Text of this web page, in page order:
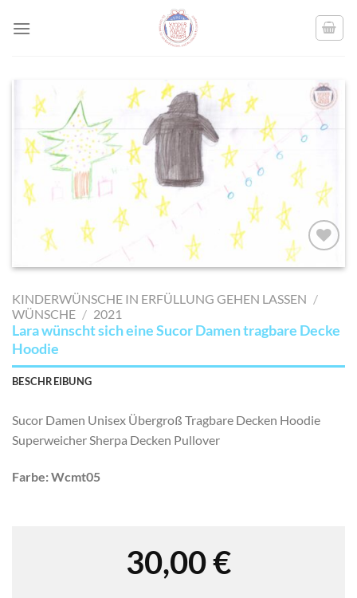
AUF MEINE
SETZEN
KINDERWÜNSCHE IN ERFÜLLUNG GEHEN LASSEN /
WÜNSCHE / 2021
Lara wünscht sich eine Sucor Damen tragbare Decke
Hoodie
BESCHREIBUNG
Sucor Damen Unisex Übergroß Tragbare Decken Hoodie
Superweicher Sherpa Decken Pullover
Farbe: Wcmt05
30,00€